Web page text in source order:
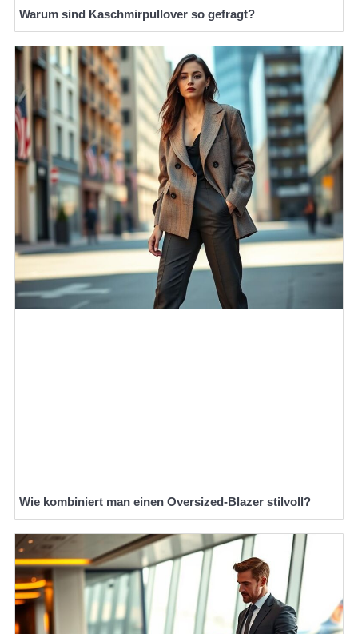
Warum sind Kaschmirpullover so gefragt?
Wie kombiniert man einen Oversized-Blazer stilvoll?